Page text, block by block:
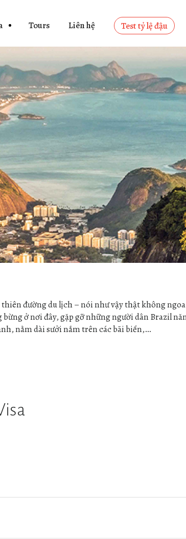
Tours Liên hệ Test tỷ lệ đậu
đường du lịch – nói như vậy thật không
ở nơi đây, gặp gỡ những người dân Brazil
nằm dài sưởi nắm trên các bãi biển,…